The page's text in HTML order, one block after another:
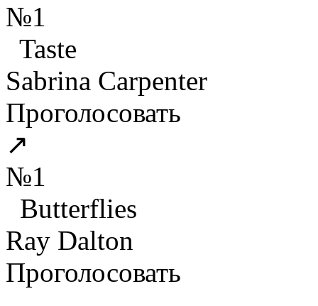
№1
Taste
Sabrina Carpenter
Проголосовать
↗
№1
Butterflies
Ray Dalton
Проголосовать